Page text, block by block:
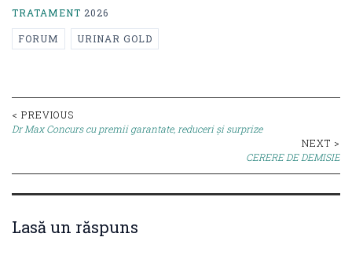
TRATAMENT 2026
FORUM URINAR GOLD
Post
< PREVIOUS
Dr Max Concurs cu premii garantate, reduceri și surprize
NEXT >
CERERE DE DEMISIE
Lasă un răspuns